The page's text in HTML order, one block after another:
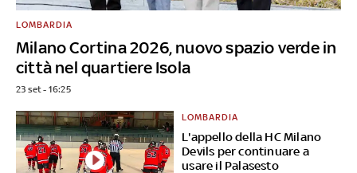
Milano Cortina 2026, nuovo spazio verde in
città nel quartiere Isola
LOMBARDIA
23 set - 16:25
L'appello della HC Milano
Devils per continuare a
usare il Palasesto
LOMBARDIA